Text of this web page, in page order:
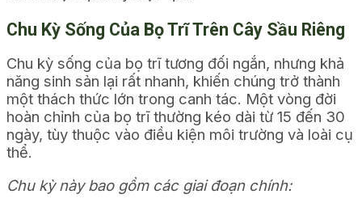
Chu Kỳ Sống Của Bọ Trĩ Trên Cây Sầu Riêng
Chu kỳ sống của bọ trĩ tương đối ngắn, nhưng khả
năng sinh sản lại rất nhanh, khiến chúng trở thành
một thách thức lớn trong canh tác. Một vòng đời
hoàn chỉnh của bọ trĩ thường kéo dài từ 15 đến 30
ngày, tùy thuộc vào điều kiện môi trường và loài cụ
thể.
Chu kỳ này bao gồm các giai đoạn chính: